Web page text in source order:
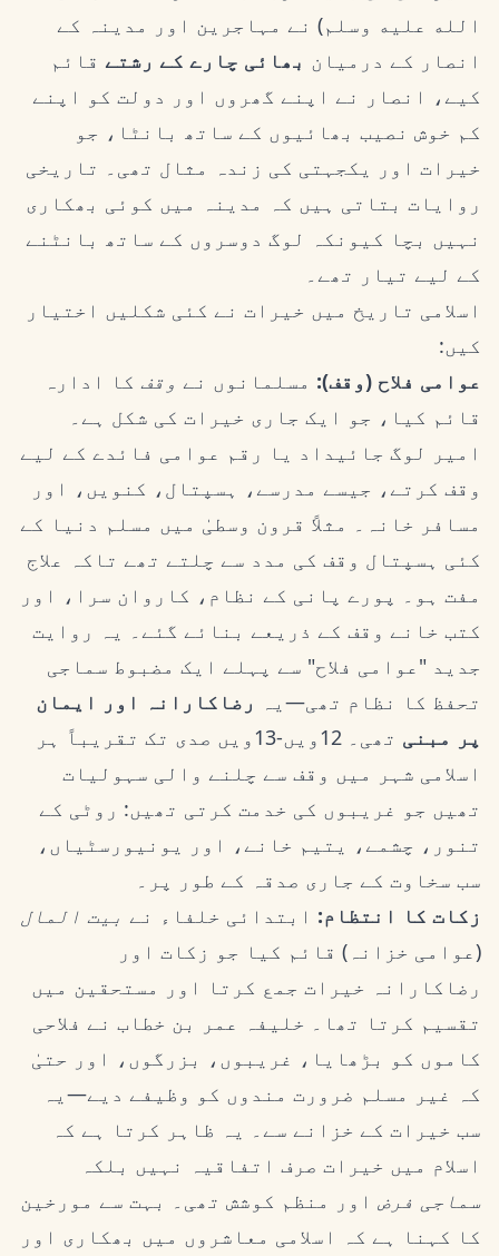
الله عليه وسلم) نے مہاجرین اور مدینہ کے
انصار کے درمیان بھائی چارے کے رشتے قائم
کیے، انصار نے اپنے گھروں اور دولت کو اپنے
کم خوش نصیب بھائیوں کے ساتھ بانٹا، جو
خیرات اور یکجہتی کی زندہ مثال تھی۔ تاریخی
روایات بتاتی ہیں کہ مدینہ میں کوئی بھکاری
نہیں بچا کیونکہ لوگ دوسروں کے ساتھ بانٹنے
کے لیے تیار تھے۔
اسلامی تاریخ میں خیرات نے کئی شکلیں اختیار
کیں:
عوامی فلاح (وقف): مسلمانوں نے وقف کا ادارہ
قائم کیا، جو ایک جاری خیرات کی شکل ہے۔
امیر لوگ جائیداد یا رقم عوامی فائدے کے لیے
وقف کرتے، جیسے مدرسے، ہسپتال، کنویں، اور
مسافر خانہ۔ مثلاً قرون وسطیٰ میں مسلم دنیا کے
کئی ہسپتال وقف کی مدد سے چلتے تھے تاکہ علاج
مفت ہو۔ پورے پانی کے نظام، کاروان سرا، اور
کتب خانے وقف کے ذریعے بنائے گئے۔ یہ روایت
جدید "عوامی فلاح" سے پہلے ایک مضبوط سماجی
تحفظ کا نظام تھی—یہ رضاکارانہ اور ایمان
پر مبنی
تھی۔ 12ویں-13ویں صدی تک تقریباً ہر
اسلامی شہر میں وقف سے چلنے والی سہولیات
تھیں جو غریبوں کی خدمت کرتی تھیں: روٹی کے
تنور، چشمے، یتیم خانے، اور یونیورسٹیاں،
سب سخاوت کے جاری صدقہ کے طور پر۔
زکات کا انتظام: ابتدائی خلفاء نے بیت المال
(عوامی خزانہ) قائم کیا جو زکات اور
رضاکارانہ خیرات جمع کرتا اور مستحقین میں
تقسیم کرتا تھا۔ خلیفہ عمر بن خطاب نے فلاحی
کاموں کو بڑھایا، غریبوں، بزرگوں، اور حتیٰ
کہ غیر مسلم ضرورت مندوں کو وظیفے دیے—یہ
سب خیرات کے خزانے سے۔ یہ ظاہر کرتا ہے کہ
اسلام میں خیرات صرف اتفاقیہ نہیں بلکہ
سماجی فرض اور منظم کوشش تھی۔ بہت سے مورخین
کا کہنا ہے کہ اسلامی معاشروں میں بھکاری اور